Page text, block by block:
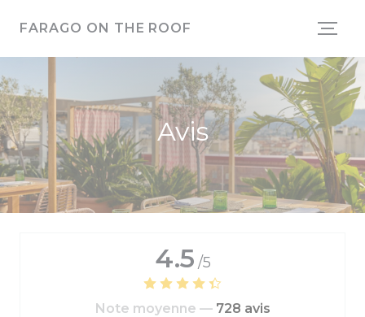
FARAGO ON THE ROOF
Avis
4.5 /5
Note moyenne — 728 avis